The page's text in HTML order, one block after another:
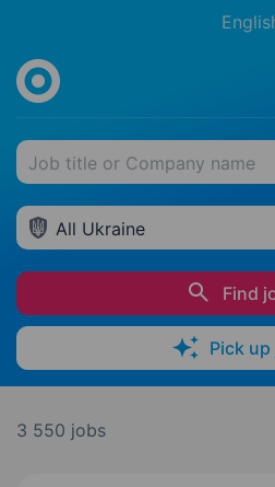
Job title or Company name
All Ukraine
Find
Pick
3 550 jobs